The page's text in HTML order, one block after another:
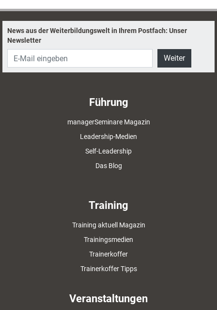
News aus der Weiterbildungswelt in Ihrem Postfach: Unser
Newsletter
Weiter
Führung
managerSeminare Magazin
Leadership-Medien
Self-Leadership
Das Blog
Training
Training aktuell Magazin
Trainingsmedien
Trainerkoffer
Trainerkoffer Tipps
Veranstaltungen